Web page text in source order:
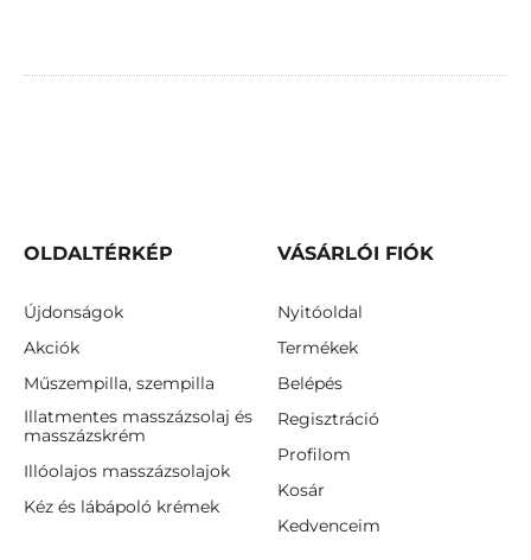
OLDALTÉRKÉP
Újdonságok
Akciók
Műszempilla, szempilla
Illatmentes masszázsolaj és
masszázskrém
Illóolajos masszázsolajok
Kéz és lábápoló krémek
VÁSÁRLÓI FIÓK
Nyitóoldal
Termékek
Belépés
Regisztráció
Profilom
Kosár
Kedvenceim